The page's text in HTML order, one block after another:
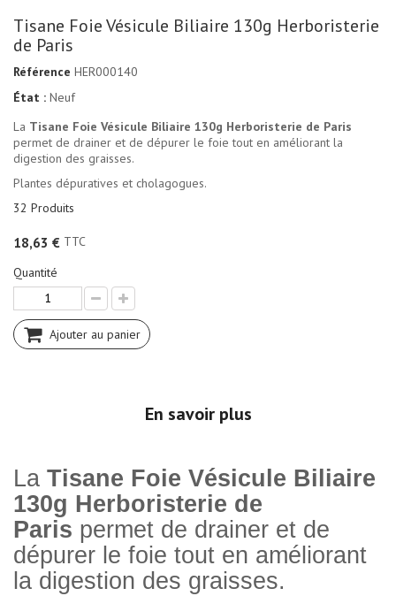
Tisane Foie Vésicule Biliaire 130g Herboristerie
de Paris
Référence HER000140
État : Neuf
La Tisane Foie Vésicule Biliaire 130g Herboristerie de Paris
permet de drainer et de dépurer le foie tout en améliorant la
digestion des graisses.
Plantes dépuratives et cholagogues.
32 Produits
18,63 € TTC
Quantité
Ajouter au panier
En savoir plus
La Tisane Foie Vésicule Biliaire
130g Herboristerie de
Paris permet de drainer et de
dépurer le foie tout en améliorant
la digestion des graisses.